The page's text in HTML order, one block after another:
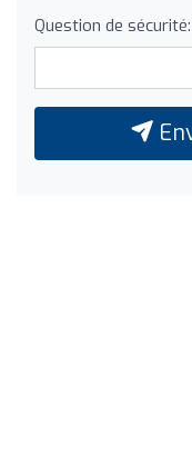
Question de